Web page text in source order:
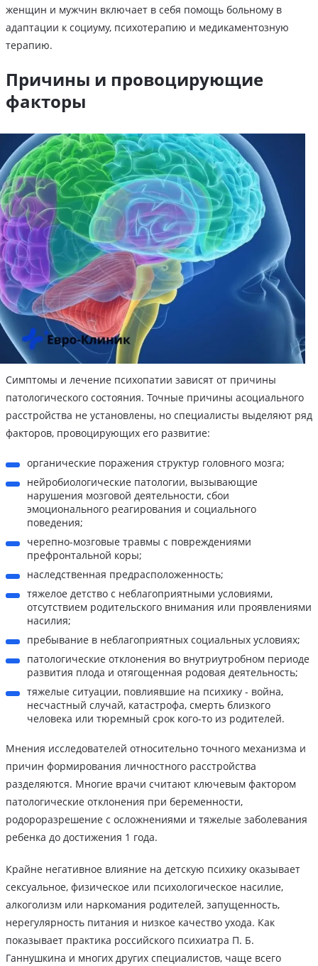
женщин и мужчин включает в себя помощь больному в
адаптации к социуму, психотерапию и медикаментозную
терапию.
Причины и провоцирующие
факторы
Симптомы и лечение психопатии зависят от причины
патологического состояния. Точные причины асоциального
расстройства не установлены, но специалисты выделяют ряд
факторов, провоцирующих его развитие:
органические поражения структур головного мозга;
нейробиологические патологии, вызывающие
нарушения мозговой деятельности, сбои
эмоционального реагирования и социального
поведения;
черепно-мозговые травмы с повреждениями
префронтальной коры;
наследственная предрасположенность;
тяжелое детство с неблагоприятными условиями,
отсутствием родительского внимания или проявлениями
насилия;
пребывание в неблагоприятных социальных условиях;
патологические отклонения во внутриутробном периоде
развития плода и отягощенная родовая деятельность;
тяжелые ситуации, повлиявшие на психику - война,
несчастный случай, катастрофа, смерть близкого
человека или тюремный срок кого-то из родителей.
Мнения исследователей относительно точного механизма и
причин формирования личностного расстройства
разделяются. Многие врачи считают ключевым фактором
патологические отклонения при беременности,
родороразрешение с осложнениями и тяжелые заболевания
ребенка до достижения 1 года.
Крайне негативное влияние на детскую психику оказывает
сексуальное, физическое или психологическое насилие,
алкоголизм или наркомания родителей, запущенность,
нерегулярность питания и низкое качество ухода. Как
показывает практика российского психиатра П. Б.
Ганнушкина и многих других специалистов, чаще всего